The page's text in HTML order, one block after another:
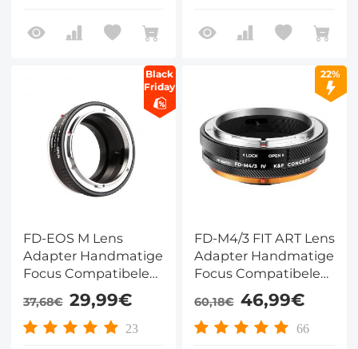
Black
Friday
FD-EOS M Lens
Adapter Handmatige
Focus Compatibele
Canon FD Lenzen
voor Canon EOS M
Camera Lichaam
37,68€ 29,99€
23
22%
FD-M4/3 FIT ART Lens
Adapter Handmatige
Focus Compatibele
Canon FD/FL Serie
DSLR Lenzen voor
M4/3 Series Camera
60,18€ 46,99€
66